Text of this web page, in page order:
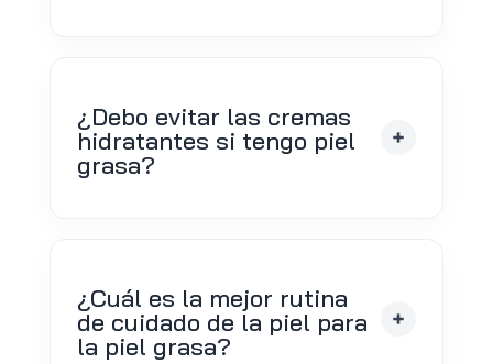
¿Debo evitar las cremas
hidratantes si tengo piel
grasa?
¿Cuál es la mejor rutina
de cuidado de la piel para
la piel grasa?